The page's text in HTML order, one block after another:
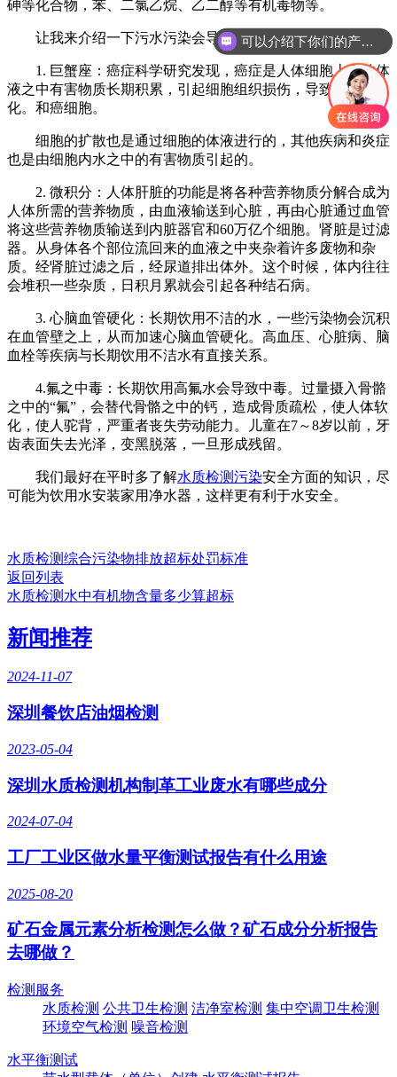
砷等化合物，苯、二氯乙烷、乙二醇等有机毒物等。
让我来介绍一下污水污染会导致多少种疾病。
1. 巨蟹座：癌症科学研究发现，癌症是人体细胞上下的体
液之中有害物质长期积累，引起细胞组织损伤，导致急性恶
化。和癌细胞。
细胞的扩散也是通过细胞的体液进行的，其他疾病和炎症
也是由细胞内水之中的有害物质引起的。
2. 微积分：人体肝脏的功能是将各种营养物质分解合成为
人体所需的营养物质，由血液输送到心脏，再由心脏通过血管
将这些营养物质输送到内脏器官和60万亿个细胞。肾脏是过滤
器。从身体各个部位流回来的血液之中夹杂着许多废物和杂
质。经肾脏过滤之后，经尿道排出体外。这个时候，体内往往
会堆积一些杂质，日积月累就会引起各种结石病。
3. 心脑血管硬化：长期饮用不洁的水，一些污染物会沉积
在血管壁之上，从而加速心脑血管硬化。高血压、心脏病、脑
血栓等疾病与长期饮用不洁水有直接关系。
4.氟之中毒：长期饮用高氟水会导致中毒。过量摄入骨骼
之中的“氟”，会替代骨骼之中的钙，造成骨质疏松，使人体软
化，使人驼背，严重者丧失劳动能力。儿童在7～8岁以前，牙
齿表面失去光泽，变黑脱落，一旦形成残留。
我们最好在平时多了解水质检测污染安全方面的知识，尽
可能为饮用水安装家用净水器，这样更有利于水安全。
水质检测综合污染物排放超标处罚标准
返回列表
水质检测水中有机物含量多少算超标
新闻推荐
2024-11-07
深圳餐饮店油烟检测
2023-05-04
深圳水质检测机构制革工业废水有哪些成分
2024-07-04
工厂工业区做水量平衡测试报告有什么用途
2025-08-20
矿石金属元素分析检测怎么做？矿石成分分析报告
去哪做？
检测服务
水质检测 公共卫生检测 洁净室检测 集中空调卫生检测
环境空气检测 噪音检测
水平衡测试
你们是怎么收费的呢